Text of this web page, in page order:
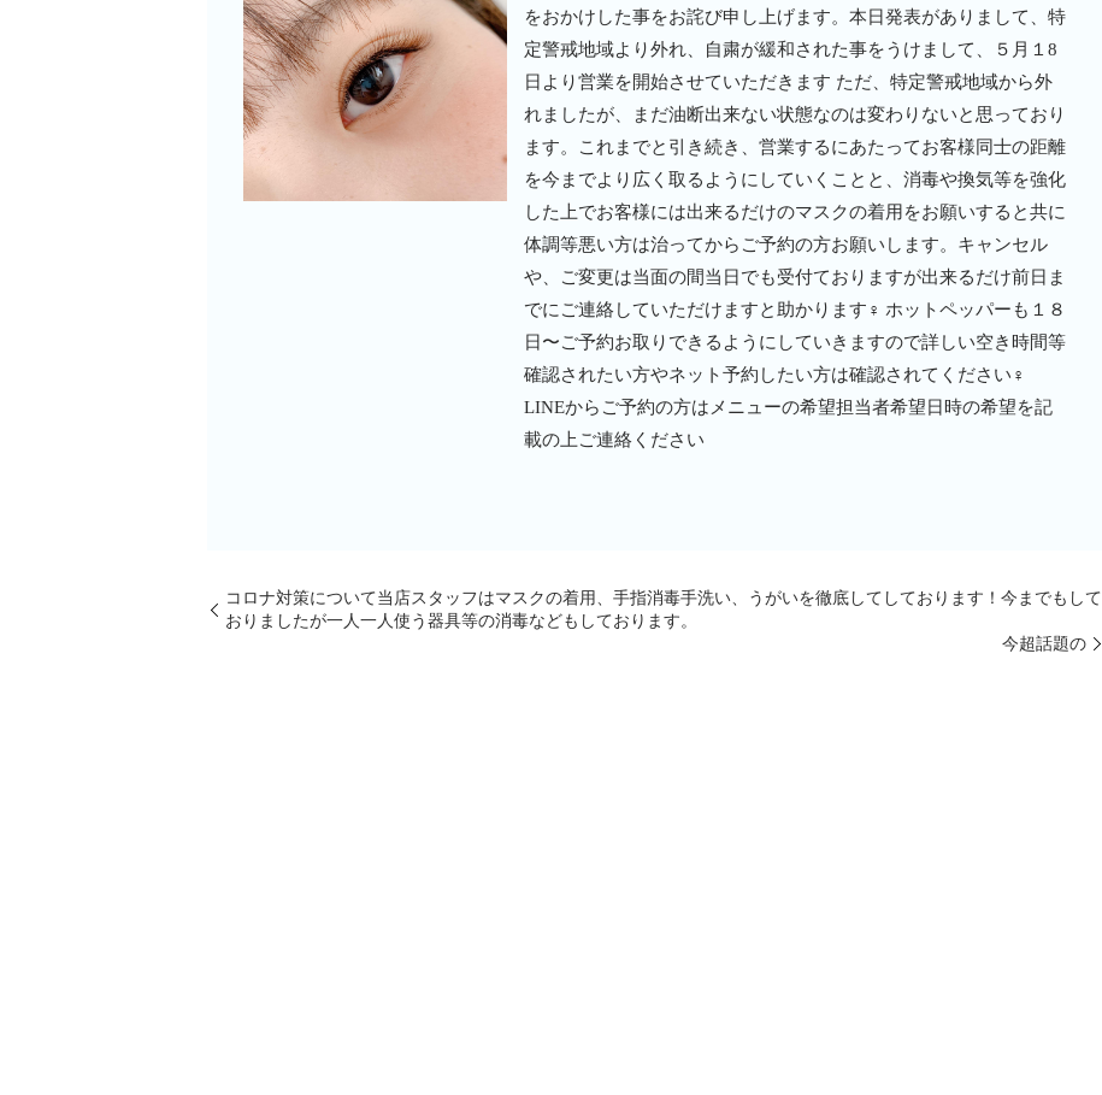
をおかけした事をお詫び申し上げます。本日発表がありまして、特
定警戒地域より外れ、自粛が緩和された事をうけまして、５月１8
日より営業を開始させていただきます️ ただ、特定警戒地域から外
れましたが、まだ油断出来ない状態なのは変わりないと思っており
ます。これまでと引き続き、営業するにあたってお客様同士の距離
を今までより広く取るようにしていくことと、消毒や換気等を強化
した上でお客様には出来るだけのマスクの着用をお願いすると共に
体調等悪い方は治ってからご予約の方お願いします。キャンセル
や、ご変更は当面の間当日でも受付ておりますが出来るだけ前日ま
でにご連絡していただけますと助かります‍♀️ ホットペッパーも１８
日〜ご予約お取りできるようにしていきますので詳しい空き時間等
確認されたい方やネット予約したい方は確認されてください‍♀️
LINEからご予約の方はメニューの希望担当者希望日時の希望を記
載の上ご連絡ください
コロナ対策について当店スタッフはマスクの着用、手指消毒手洗い、うがいを徹底してしております！今までもして
おりましたが一人一人使う器具等の消毒などもしております。
︎今超話題の